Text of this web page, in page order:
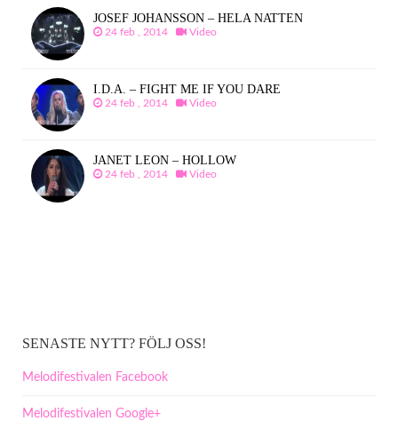
JOSEF JOHANSSON – HELA NATTEN
24 feb , 2014 Video
I.D.A. – FIGHT ME IF YOU DARE
24 feb , 2014 Video
JANET LEON – HOLLOW
24 feb , 2014 Video
SENASTE NYTT? FÖLJ OSS!
Melodifestivalen Facebook
Melodifestivalen Google+